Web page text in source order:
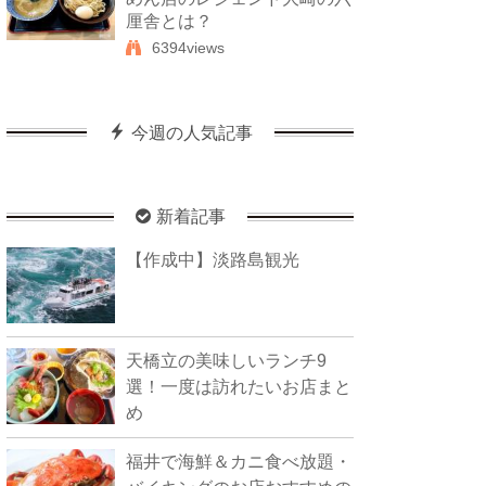
厘舎とは？
6394views
今週の人気記事
新着記事
【作成中】淡路島観光
天橋立の美味しいランチ9
選！一度は訪れたいお店まと
め
福井で海鮮＆カニ食べ放題・